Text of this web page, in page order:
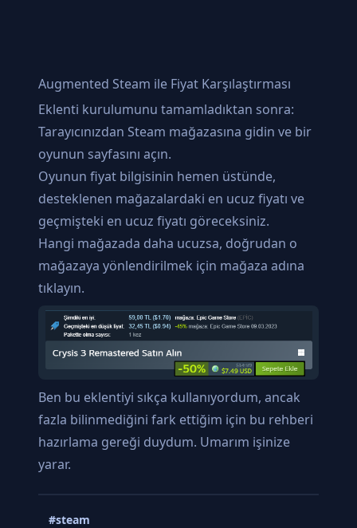
Augmented Steam ile Fiyat Karşılaştırması
Eklenti kurulumunu tamamladıktan sonra:
Tarayıcınızdan Steam mağazasına gidin ve bir
oyunun sayfasını açın.
Oyunun fiyat bilgisinin hemen üstünde,
desteklenen mağazalardaki en ucuz fiyatı ve
geçmişteki en ucuz fiyatı göreceksiniz.
Hangi mağazada daha ucuzsa, doğrudan o
mağazaya yönlendirilmek için mağaza adına
tıklayın.
Ben bu eklentiyi sıkça kullanıyordum, ancak
fazla bilinmediğini fark ettiğim için bu rehberi
hazırlama gereği duydum. Umarım işinize
yarar.
#steam